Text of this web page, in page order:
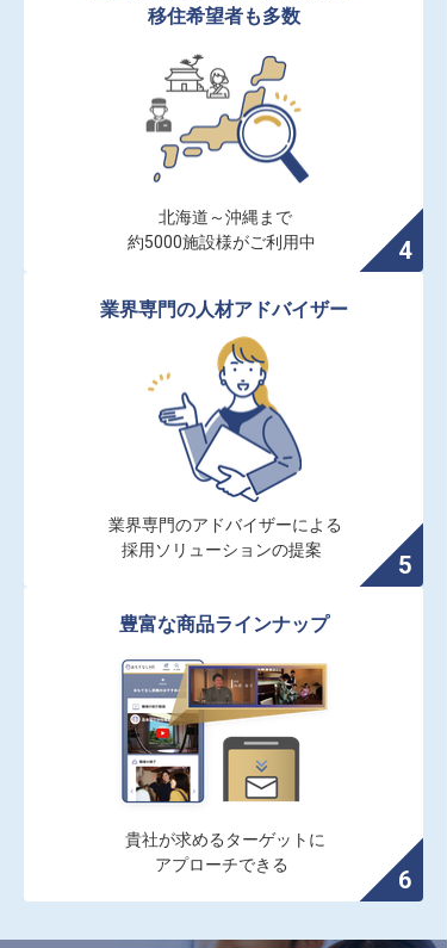
移住希望者も多数
北海道～沖縄まで
約5000施設様がご利用中
業界専門の人材アドバイザー
業界専門のアドバイザーによる
採用ソリューションの提案
豊富な商品ラインナップ
貴社が求めるターゲットに
アプローチできる